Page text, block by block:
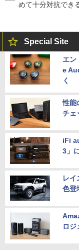
めて十分対抗でき
Special Site
エン
e
く
性能
チェ
iFi
3」
レイ
色登
ロジ